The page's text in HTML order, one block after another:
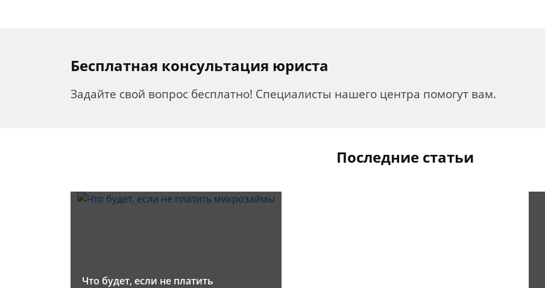
Бесплатная консультация юриста
Задайте свой вопрос бесплатно! Специалисты нашего центра помогут вам.
Последние статьи
Что будет, если не платить